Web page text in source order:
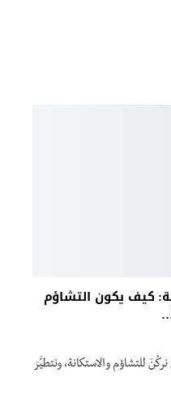
كيف يكون التشاؤم
للتشاؤم والاستكانة، ونتطيَّرَ